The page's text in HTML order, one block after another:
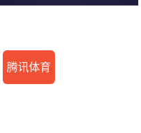
腾讯体育